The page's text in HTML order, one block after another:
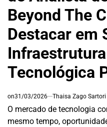
Beyond The
Destacar em
Tecnológica
on31/03/2026 Thaisa Zago Sartori
O mercado de tecnologia
mesmo tempo,